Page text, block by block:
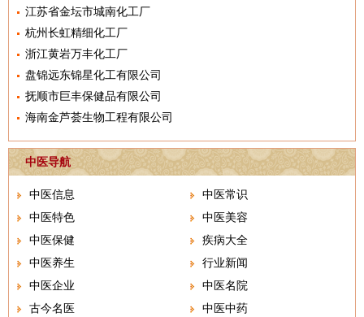
江苏省金坛市城南化工厂
杭州长虹精细化工厂
浙江黄岩万丰化工厂
盘锦远东锦星化工有限公司
抚顺市巨丰保健品有限公司
海南金芦荟生物工程有限公司
中医导航
中医信息
中医常识
中医特色
中医美容
中医保健
疾病大全
中医养生
行业新闻
中医企业
中医名院
古今名医
中医中药